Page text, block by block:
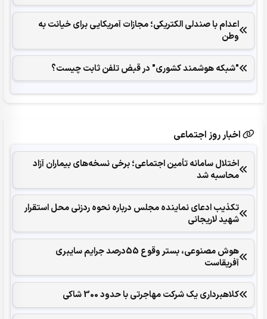
اعدام با صندلی الکتریکی؛ مجازات آمریکایی برای خیانت به
وطن
"شبکه هوشمند کشوری" در قبض تلفن ثابت چیست؟
اخبار روز اجتماعی
اختلال سامانه تأمین اجتماعی؛ برخی نسخه‌های بیماران آزاد
محاسبه شد
تکذیب ادعای نماینده مجلس درباره نحوه ردزنی محل استقرار
شهید لاریجانی
هوش مصنوعی، بستر وقوع 55درصد جرایم سایبری
آفریقاست
کلاهبرداری یک شرکت مهاجرتی با حدود 300 شاکی